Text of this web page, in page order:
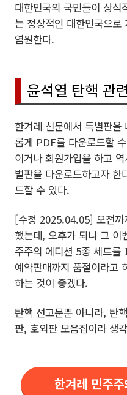
대한민국의 국민들이 상식
는 정상적인 대한민국으
염원한다.
윤석열 탄핵 관
한겨레 신문에서 특별판
롭게 PDF를 다운로드할
이거나 회원가입을 하고
별판을 다운로드하고자
드할 수 있다.
[수정 2025.04.05] 오전까
했는데, 오후가 되니 그 이
주주의 에디션 5종 세트
예약판매까지 품절이라고
하는 것이 좋겠다.
탄핵 선고문뿐 아니라, 탄
판, 호외판 모음집이라 생
한겨레 민주